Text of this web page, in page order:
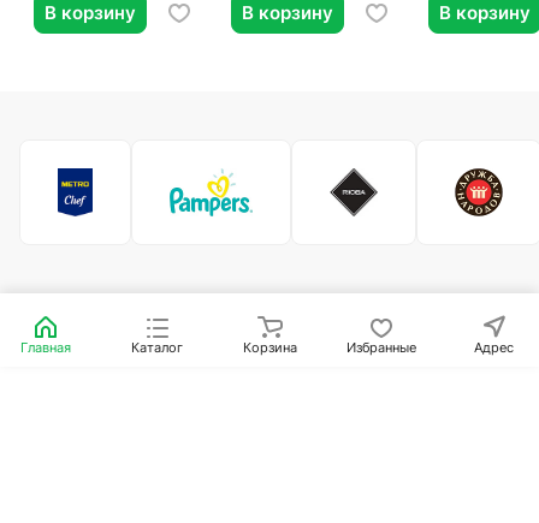
В корзину В корзину В корзину
Главная Каталог Корзина Избранные Адрес